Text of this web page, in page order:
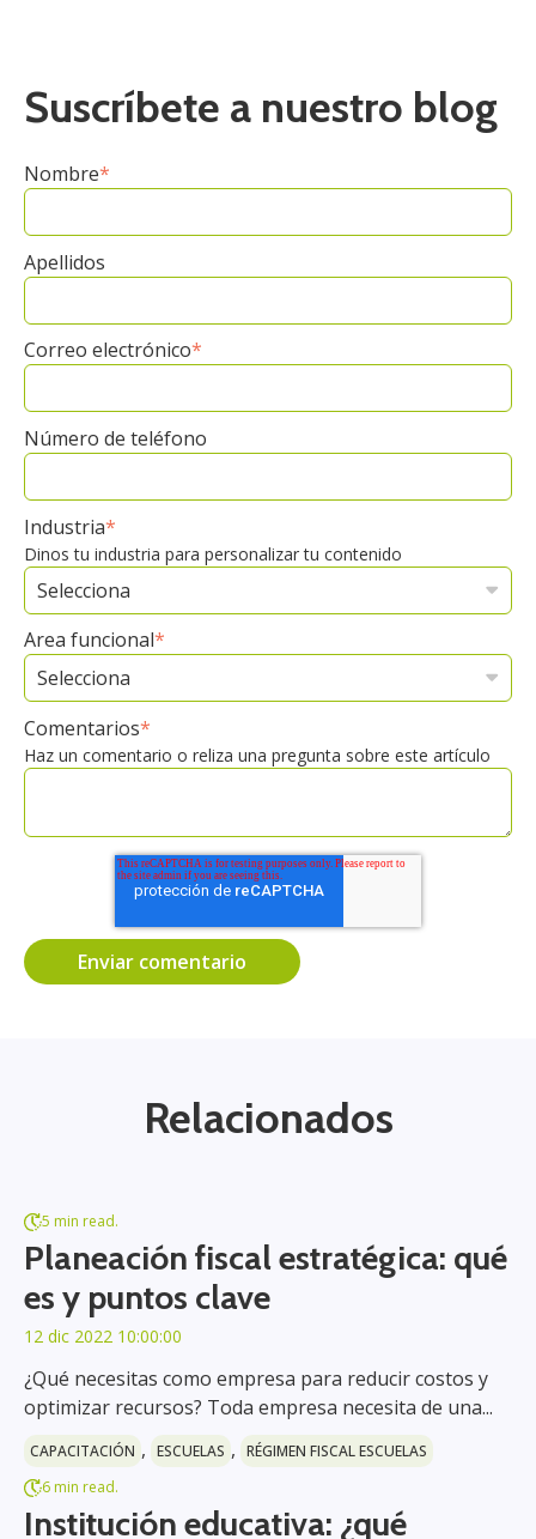
Suscríbete a nuestro blog
Nombre*
Apellidos
Correo electrónico*
Número de teléfono
Industria*
Dinos tu industria para personalizar tu contenido
Area funcional*
Comentarios*
Haz un comentario o reliza una pregunta sobre este artículo
Relacionados
5 min read.
Planeación fiscal estratégica: qué
es y puntos clave
12 dic 2022 10:00:00
¿Qué necesitas como empresa para reducir costos y
optimizar recursos? Toda empresa necesita de una...
CAPACITACIÓN , ESCUELAS , RÉGIMEN FISCAL ESCUELAS
6 min read.
Institución educativa: ¿qué